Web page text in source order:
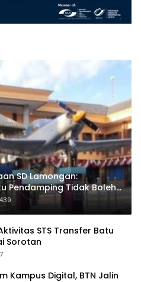
SD Lamongan:
Pendamping Tidak Boleh
439
STS Transfer Batu
Sorotan
Kampus Digital, BTN Jalin